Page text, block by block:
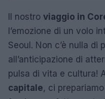
Il nostro viaggio in
l’emozione di un volo
Seoul. Non c’è nulla di
all’anticipazione di
pulsa di vita e cultura!
capitale, ci